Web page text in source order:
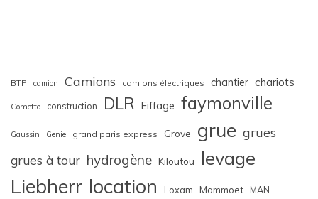
BTP camion Camions camions électriques chantier chariots
Cometto construction DLR Eiffage faymonville
Gaussin Genie grand paris express Grove grue grues
grues à tour hydrogène Kiloutou levage
Liebherr location Loxam Mammoet MAN